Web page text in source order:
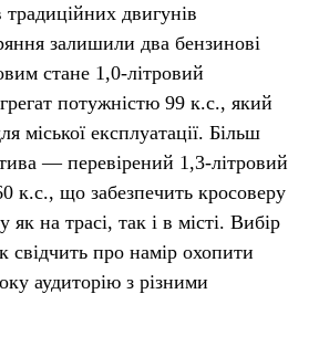
двигунів
залишили два бензинові
стане 1,0-літровий
потужністю 99 к.с., який
міської експлуатації. Більш
— перевірений 1,3-літровий
к.с., що забезпечить кросоверу
як на трасі, так і в місті. Вибір
свідчить про намір охопити
аудиторію з різними